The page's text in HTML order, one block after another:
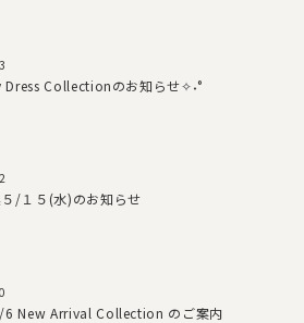
Dress Collectionのお知らせ✧˖°
/１５(水)のお知らせ
New Arrival Collection のご案内